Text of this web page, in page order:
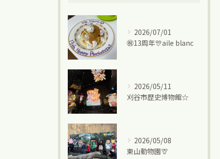
2026/07/01
㊗13周年🎊aile blanc
2026/05/11
刈谷市歴史博物館☆
2026/05/08
東山動物園🦒